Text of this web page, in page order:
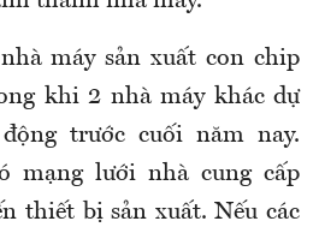
máy sản xuất con chip
khi 2 nhà máy khác dự
trước cuối năm nay.
mạng lưới nhà cung cấp
thiết bị sản xuất. Nếu các